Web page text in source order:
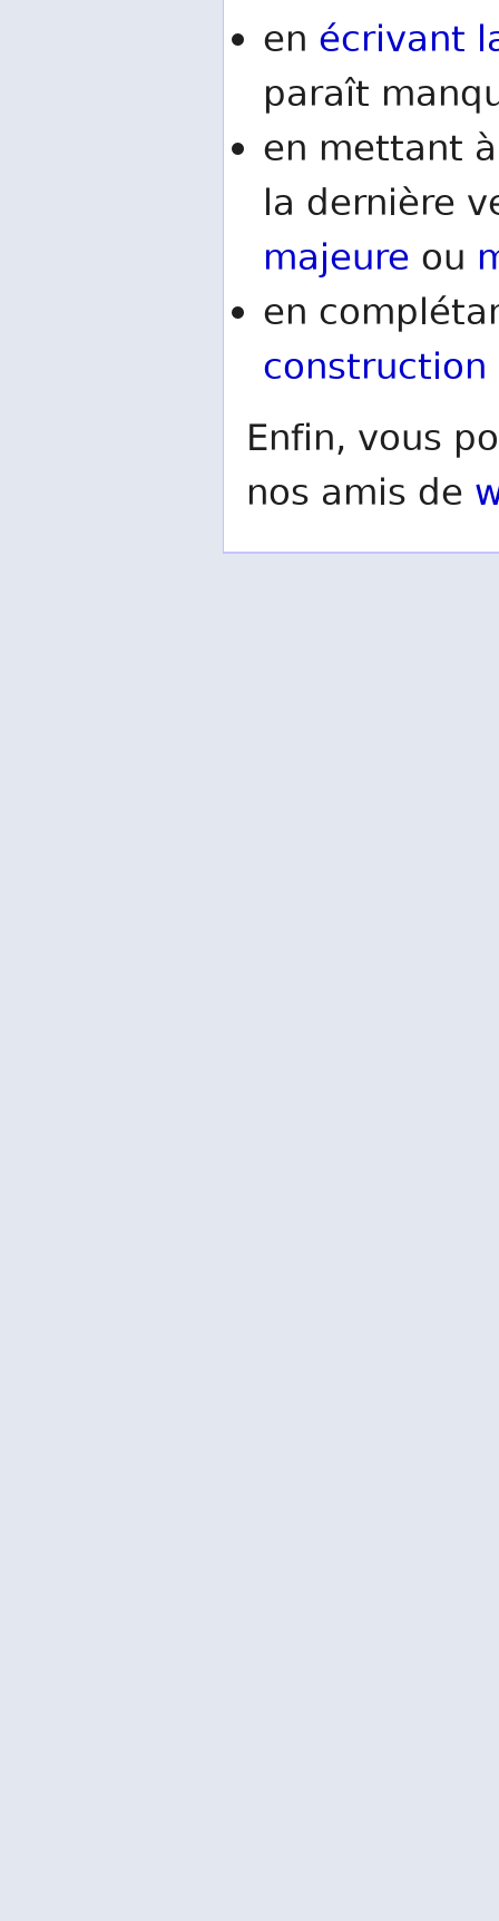
en écrivant
paraît
en mettant
la dernière
majeure ou
en
construction
Enfin, vous
nos amis de